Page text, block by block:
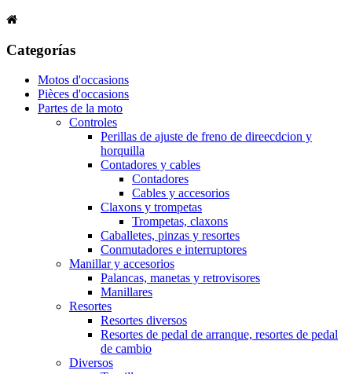
Categorías
Motos d'occasions
Pièces d'occasions
Partes de la moto
Controles
Perillas de ajuste de freno de direecdcion y
horquilla
Contadores y cables
Contadores
Cables y accesorios
Claxons y trompetas
Trompetas, claxons
Caballetes, pinzas y resortes
Conmutadores e interruptores
Manillar y accesorios
Palancas, manetas y retrovisores
Manillares
Resortes
Resortes diversos
Resortes de pedal de arranque, resortes de pedal
de cambio
Diversos